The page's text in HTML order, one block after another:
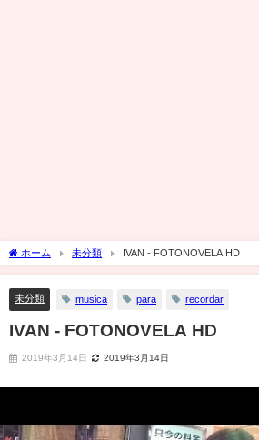
ホーム 未分類 IVAN - FOTONOVELA HD
未分類 musica para recordar
IVAN - FOTONOVELA HD
2019年3月14日 2019年3月14日